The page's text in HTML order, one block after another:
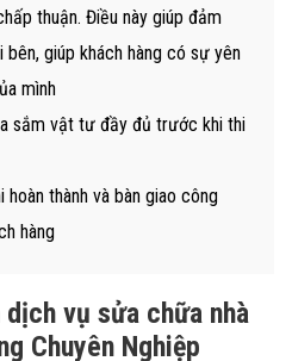
thuận. Điều này giúp đảm
giúp khách hàng có sự yên
mình
sắm vật tư đầy đủ trước khi thi
thành và bàn giao công
hàng
vụ sửa chữa nhà
Chuyên Nghiệp